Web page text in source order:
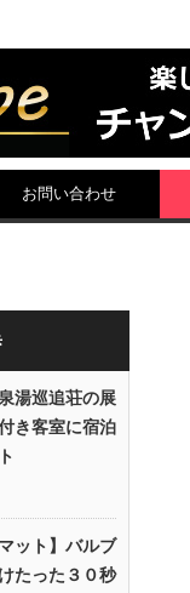
お問い合わせ
湯巡追荘の展
き客室に宿泊
ット】バルブ
たった３０秒